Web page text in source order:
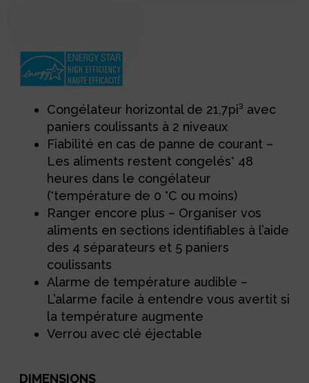
Congélateur horizontal de 21,7pi³ avec
paniers coulissants à 2 niveaux
Fiabilité en cas de panne de courant –
Les aliments restent congelés* 48
heures dans le congélateur
(*température de 0 °C ou moins)
Ranger encore plus – Organiser vos
aliments en sections identifiables à l’aide
des 4 séparateurs et 5 paniers
coulissants
Alarme de température audible –
L’alarme facile à entendre vous avertit si
la température augmente
Verrou avec clé éjectable
DIMENSIONS